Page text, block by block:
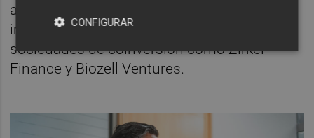
además de promotora de proyectos de
impacto como Biohub VLC y asesora de
sociedades de coinversión como Zirkel
Finance y Biozell Ventures.
CONFIGURAR